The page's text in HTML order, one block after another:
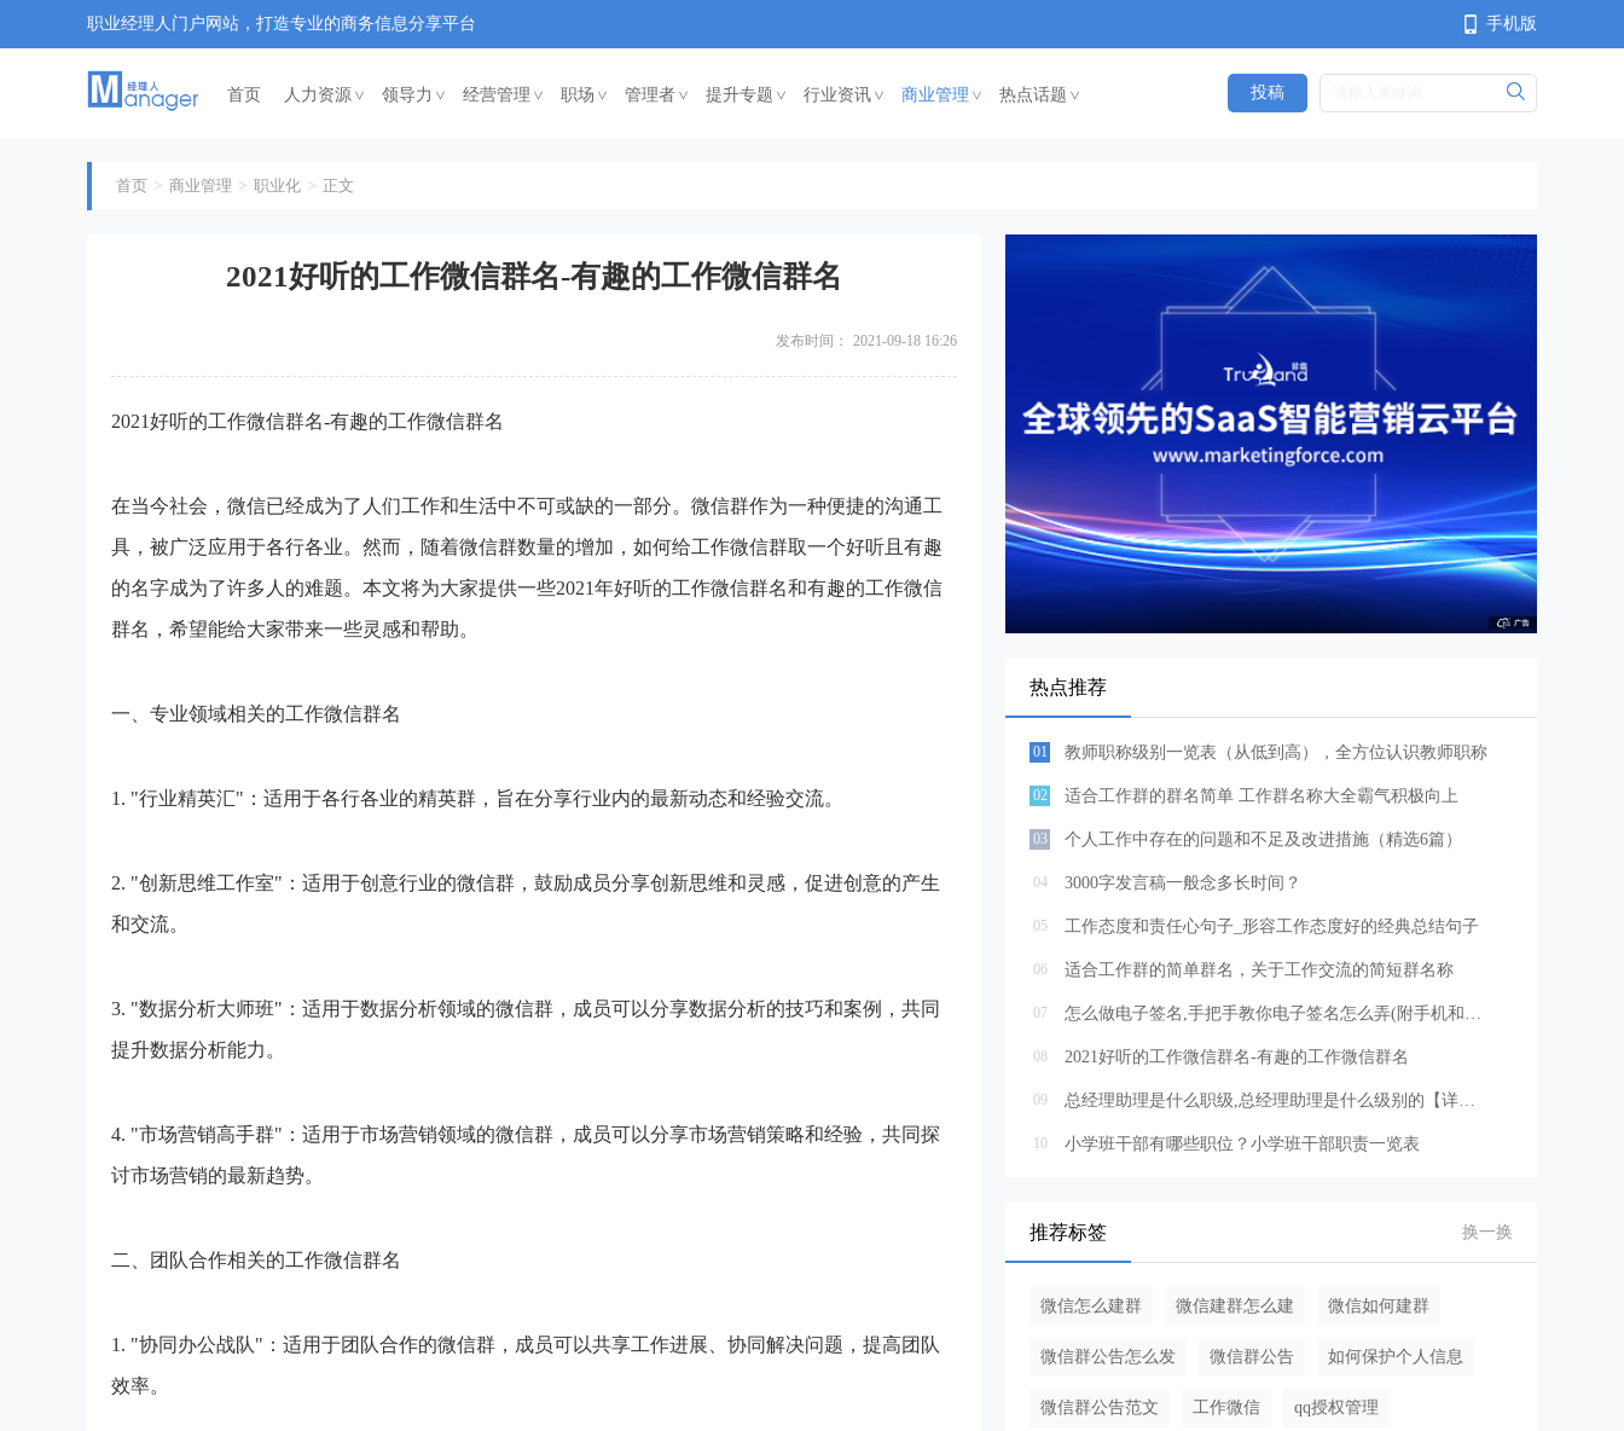
职业经理人门户网站，打造专业的商务信息分享平台 手机版
首页 人力资源< 领导力 < 经营管理< 职场< 管理者< 提升专题 < 行业资讯 < 商业管理< 热点话题 < 投稿
首页 商业管理 职业化 正文
2021好听的工作微信群名-有趣的工作微信群名
发布时间： 2021-09-18 16:26
2021好听的工作微信群名-有趣的工作微信群名
在当今社会，微信已经成为了人们工作和生活中不可或缺的一部分。微信群作为一种便捷的沟通工
具，被广泛应用于各行各业。然而，随着微信群数量的增加，如何给工作微信群取一个好听且有趣
的名字成为了许多人的难题。本文将为大家提供一些2021年好听的工作微信群名和有趣的工作微信
群名，希望能给大家带来一些灵感和帮助。
一、专业领域相关的工作微信群名
1. "行业精英汇"：适用于各行各业的精英群，旨在分享行业内的最新动态和经验交流。
2. "创新思维工作室"：适用于创意行业的微信群，鼓励成员分享创新思维和灵感，促进创意的产生
和交流。
3. "数据分析大师班"：适用于数据分析领域的微信群，成员可以分享数据分析的技巧和案例，共同
提升数据分析能力。
4. "市场营销高手群"：适用于市场营销领域的微信群，成员可以分享市场营销策略和经验，共同探
讨市场营销的最新趋势。
二、团队合作相关的工作微信群名
1. "协同办公战队"：适用于团队合作的微信群，成员可以共享工作进展、协同解决问题，提高团队
效率。
热点推荐
01 教师职称级别一览表（从低到高），全方位认识教师职称
02 适合工作群的群名简单 工作群名称大全霸气积极向上
03 个人工作中存在的问题和不足及改进措施（精选6篇）
04 3000字发言稿一般念多长时间？
05 工作态度和责任心句子_形容工作态度好的经典总结句子
06 适合工作群的简单群名，关于工作交流的简短群名称
07 怎么做电子签名,手把手教你电子签名怎么弄(附手机和电脑制作教程)
08 2021好听的工作微信群名-有趣的工作微信群名
09 总经理助理是什么职级,总经理助理是什么级别的【详细介绍】
10 小学班干部有哪些职位？小学班干部职责一览表
推荐标签 换一换
微信怎么建群 微信建群怎么建 微信如何建群
微信群公告怎么发 微信群公告 如何保护个人信息
微信群公告范文 工作微信 qq授权管理